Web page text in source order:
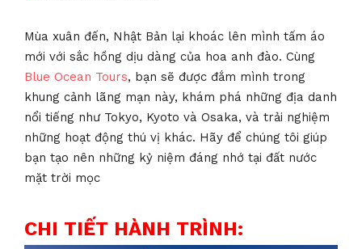
Mùa xuân đến, Nhật Bản lại khoác lên mình tấm áo
mới với sắc hồng dịu dàng của hoa anh đào. Cùng
Blue Ocean Tours, bạn sẽ được đắm mình trong
khung cảnh lãng mạn này, khám phá những địa danh
nổi tiếng như Tokyo, Kyoto và Osaka, và trải nghiệm
những hoạt động thú vị khác. Hãy để chúng tôi giúp
bạn tạo nên những kỷ niệm đáng nhớ tại đất nước
mặt trời mọc
CHI TIẾT HÀNH TRÌNH: